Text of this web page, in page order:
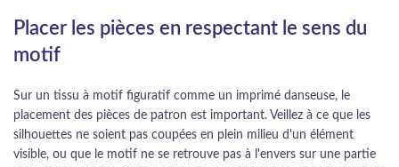
Placer les pièces en respectant le sens du
motif
Sur un tissu à motif figuratif comme un imprimé danseuse, le
placement des pièces de patron est important. Veillez à ce que les
silhouettes ne soient pas coupées en plein milieu d'un élément
visible, ou que le motif ne se retrouve pas à l'envers sur une partie